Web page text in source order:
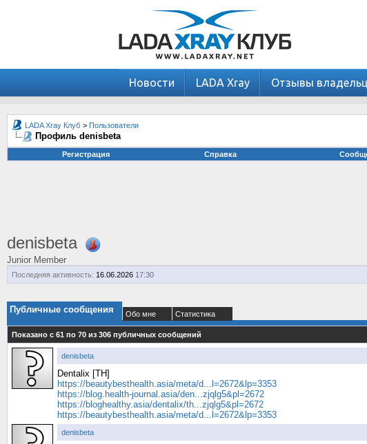
Новости LADA Xray Отзывы
LADA Xray Клуб > Пользователи
Профиль denisbeta
Регистрация
Справка
denisbeta
Junior Member
Последняя активность: 16.06.2026 17:30
Публичные сообщения Обо мне Статистика
Показано с 61 по 70 из 306 публичных сообщений
denisbeta
Dentalix [TH]
https://beautybesthealth.asia/meta/d...l=2672&lp=3353
https://blog.health-journal.asia/den...zjqlg5&pl=2672
https://bloghealthy.asia/dentalix/th...zjqlg5&pl=2672
https://beautybesthealth.asia/meta/d...l=2672&lp=3353
denisbeta